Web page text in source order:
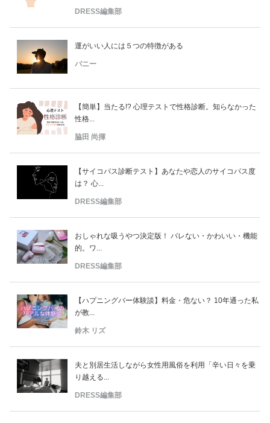
DRESS編集部
運がいい人には５つの特徴がある
バニー
【簡単】当たる!? 心理テストで性格診断。知らなかった
性格...
脇田 尚揮
【サイコパス診断テスト】あなたや恋人のサイコパス度
は？ 心...
DRESS編集部
おしゃれな吸うやつ決定版！ バレない・かわいい・機能
的。ワ...
DRESS編集部
【ハプニングバー体験談】料金・危ない？ 10年通った私
が教...
鈴木 リズ
夫と別居生活しながら女性用風俗を利用「辛い日々を乗
り越える...
DRESS編集部